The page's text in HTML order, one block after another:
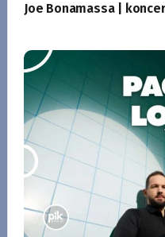
Joe Bonamassa |